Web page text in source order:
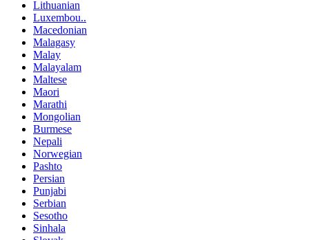
Lithuanian
Luxembou..
Macedonian
Malagasy
Malay
Malayalam
Maltese
Maori
Marathi
Mongolian
Burmese
Nepali
Norwegian
Pashto
Persian
Punjabi
Serbian
Sesotho
Sinhala